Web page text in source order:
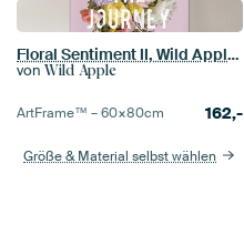
Floral Sentiment II, Wild Apple Portfolio
von Wild Apple
ArtFrame™ –60×80cm 162,-
Größe & Material selbst wählen